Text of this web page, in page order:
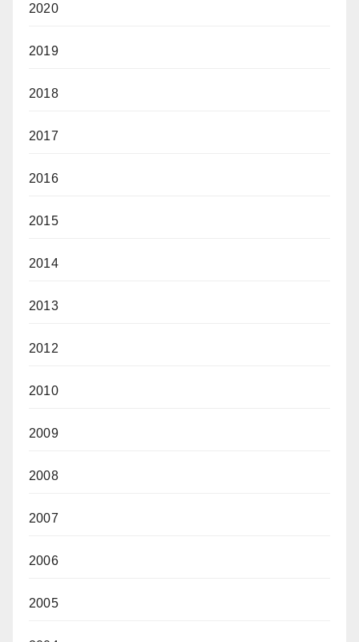
2020
2019
2018
2017
2016
2015
2014
2013
2012
2010
2009
2008
2007
2006
2005